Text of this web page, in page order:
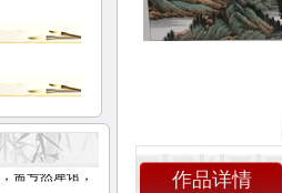
作品详情